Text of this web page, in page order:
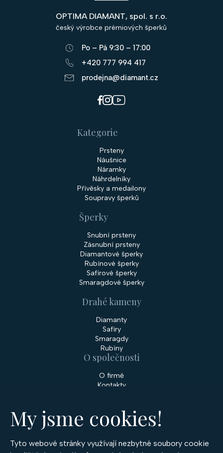
My jsme cookies!
Tyto webové stránky využívají nezbytné soubory cookie
OPTIMA DIAMANT, spol. s r.o.
český výrobce prémiových šperků
Po – Pá 9:30 – 17:00
+420 777 994 417
prodejna@diamant.cz
Kategorie
Prsteny
Náušnice
Náramky
Náhrdelníky
Přívěsky a medailony
Soupravy šperků
Šperky
Snubní prsteny
Zásnubní prsteny
Diamantové šperky
Rubínové šperky
Safírové šperky
Smaragdové šperky
Drahé kameny
Diamanty
Safíry
Smaragdy
Rubíny
O společnosti
O firmě
Kontakty
Služby
Zakázková výroba šperků
Nakupování